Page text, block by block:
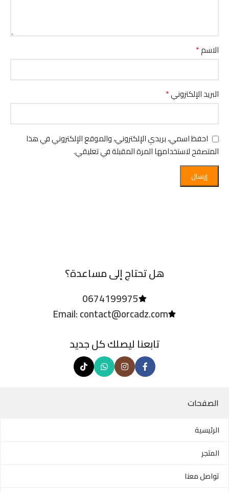
الاسم*
البريد الإلكتروني*
احفظ اسمي، بريدي الإلكتروني، والموقع الإلكتروني في هذا
المتصفح لاستخدامها المرة المقبلة في تعليقي.
هل تحتاج إلى مساعدة؟
0674199975
Email: contact@orcadz.com
تابعنا ليصلك كل جديد
الصفحات
الرئيسية
المتجر
تواصل معنا